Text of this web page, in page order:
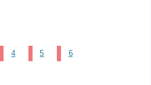
4 5 6